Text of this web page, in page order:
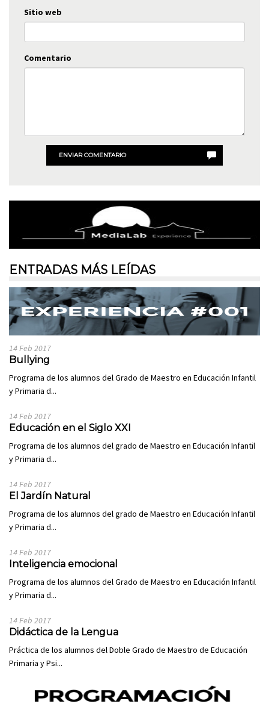
Sitio web
Comentario
ENVIAR COMENTARIO
ENTRADAS MÁS LEÍDAS
14 Feb 2017
Bullying
Programa de los alumnos del Grado de Maestro en Educación Infantil
y Primaria d...
14 Feb 2017
Educación en el Siglo XXI
Programa de los alumnos del grado de Maestro en Educación Infantil
y Primaria d...
14 Feb 2017
El Jardín Natural
Programa de los alumnos del grado de Maestro en Educación Infantil
y Primaria d...
14 Feb 2017
Inteligencia emocional
Programa de los alumnos del Grado de Maestro en Educación Infantil
y Primaria d...
14 Feb 2017
Didáctica de la Lengua
Práctica de los alumnos del Doble Grado de Maestro de Educación
Primaria y Psi...